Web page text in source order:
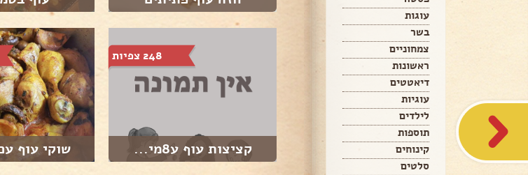
עוגות
בשר
צמחוניים
ראשונות
דיאטטים
עוגיות
לילדים
תוספות
קינוחים
סלטים
248 צפיות
קציצות עוף ע8מי... שוקי עוף